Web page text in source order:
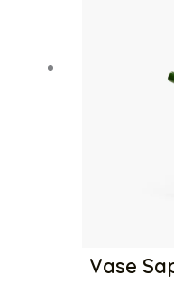
Vase